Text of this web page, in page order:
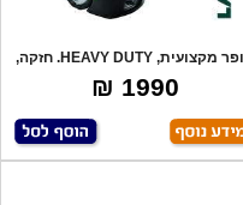
סופר מקצועית, HEAVY DUTY. חזקה,
איכותית
1990 ₪